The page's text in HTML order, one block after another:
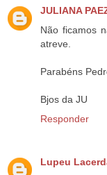
JULIANA
Não ficamos
atreve.
Parabéns
Bjos da JU
Responder
Lupeu